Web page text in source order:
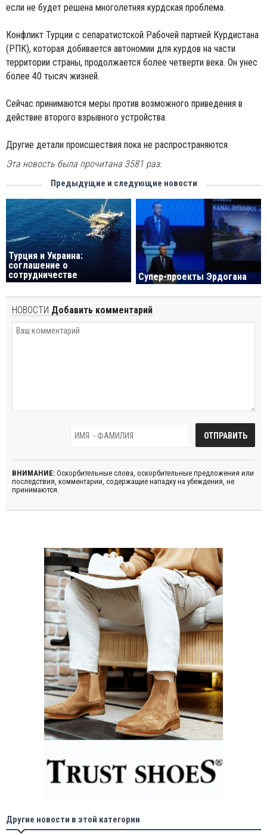
если не будет решена многолетняя курдская проблема.
Конфликт Турции с сепаратистской Рабочей партией Курдистана
(РПК), которая добивается автономии для курдов на части
территории страны, продолжается более четверти века. Он унес
более 40 тысяч жизней.
Сейчас принимаются меры против возможного приведения в
действие второго взрывного устройства.
Другие детали происшествия пока не распространяются.
Эта новость была прочитана 3581 раз.
Предыдущие и следующие новости
Турция и Украина:
соглашение о
сотрудничестве
Супер-проекты Эрдогана
НОВОСТИ Добавить комментарий
ВНИМАНИЕ: Оскорбительные слова, оскорбительные предложения или
последствия, комментарии, содержащие нападку на убеждения, не
принимаются.
Другие новости в этой категории